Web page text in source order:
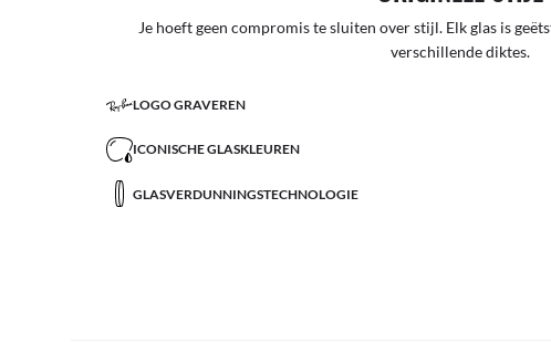
Je hoeft geen compromis te sluiten over stijl. Elk glas is
verschillende diktes.
LOGO GRAVEREN
ICONISCHE GLASKLEUREN
GLASVERDUNNINGSTECHNOLOGIE